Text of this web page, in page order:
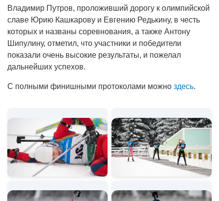
Владимир Путров, проложивший дорогу к олимпийской
славе Юрию Кашкарову и Евгению Редькину, в честь
которых и названы соревнования, а также Антону
Шипулину, отметил, что участники и победители
показали очень высокие результаты, и пожелал
дальнейших успехов.
С полными финишными протоколами можно здесь.